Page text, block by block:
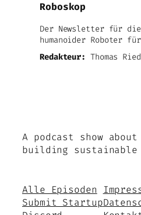
Roboskop
Der Newsletter für die
humanoider Roboter
Redakteur: Thomas
A podcast show
building
Alle Episoden
Submit Startup